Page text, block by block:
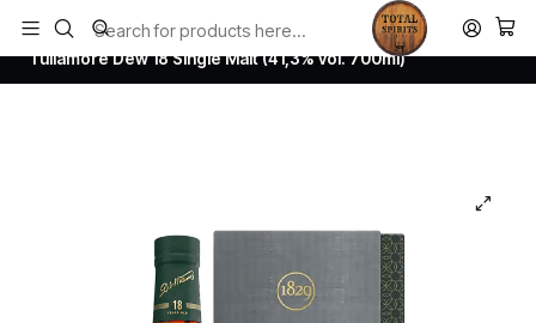
Todos los productos estan en stock. Despachamos a todo Chile.
Home Whisky
Irish Whiskey
Tullamore Dew 18 Single Malt (41,3% vol. 700ml)